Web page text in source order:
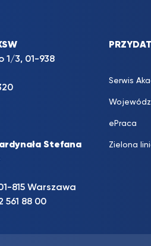
1/3, 01-938
Stefana
815 Warszawa
88 00
Serwis
ePraca
Zielona